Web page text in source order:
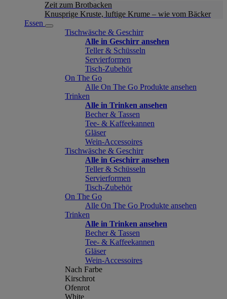
Zeit zum Brotbacken
Knusprige Kruste, luftige Krume – wie vom Bäcker
Essen
Tischwäsche & Geschirr
Alle in Geschirr ansehen
Teller & Schüsseln
Servierformen
Tisch-Zubehör
On The Go
Alle On The Go Produkte ansehen
Trinken
Alle in Trinken ansehen
Becher & Tassen
Tee- & Kaffeekannen
Gläser
Wein-Accessoires
Tischwäsche & Geschirr
Alle in Geschirr ansehen
Teller & Schüsseln
Servierformen
Tisch-Zubehör
On The Go
Alle On The Go Produkte ansehen
Trinken
Alle in Trinken ansehen
Becher & Tassen
Tee- & Kaffeekannen
Gläser
Wein-Accessoires
Nach Farbe
Kirschrot
Ofenrot
White